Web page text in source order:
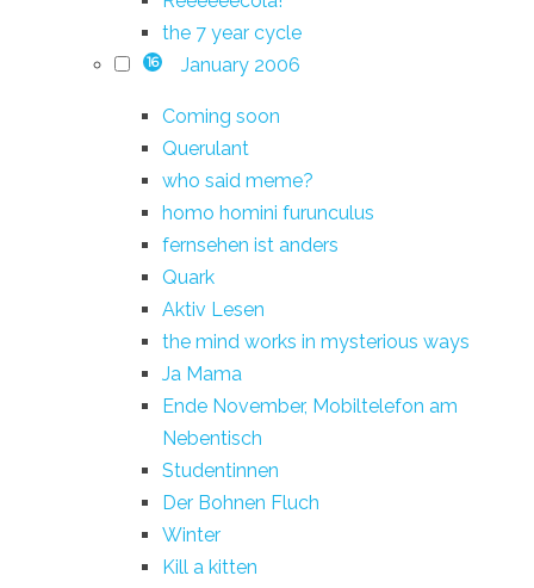
the 7 year cycle
16 January 2006
Coming soon
Querulant
who said meme?
homo homini furunculus
fernsehen ist anders
Quark
Aktiv Lesen
the mind works in mysterious ways
Ja Mama
Ende November, Mobiltelefon am
Nebentisch
Studentinnen
Der Bohnen Fluch
Winter
Kill a kitten